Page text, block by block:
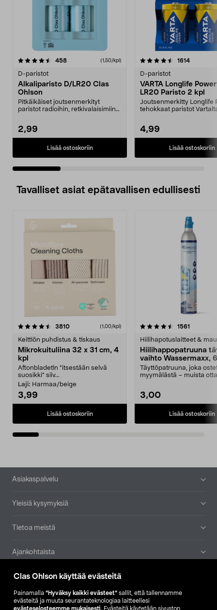
Clas Ohlson käyttää evästeitä
Painamalla ”Hyväksy kaikki evästeet” sallit, että tallennamme
evästeitä ja muuta seurantateknologiaa laitteellesi
evästeselosteemme mukaisesti. Evästeitä käytetään sivuston
458arvostelut (1,50/kpl)
D-paristot
Alkaliparisto D/LR20 Clas
Ohlson
Pitkäikäiset joutsenmerkityt
paristot radioihin, retkivalaisimiin
2,99
Lisää ostoskoriin
4.5 viidestä
1614
D-paristot
VARTA Longlife
LR20 Paristo 2 kpl
Joutsenmerkitty Longlife
tehokkaat paristot
4,99
Lisää ostoskoriin
5.0 viidestä
Tavalliset asiat epätavallisen edullisesti
3810arvostelut (1,00/kpl)
Keittiön puhdistus & tiskaus
Mikrokuituliina 32 x 31 cm, 4
kpl
Aftonbladetin "itsestään selvä
suosikki" siiv...
Laji: Harmaa/beige
3,99
Lisää ostoskoriin
4.5viidestä
1561
Hiilihapotuslaitteet &
Hiilihappopatruuna
vaihto Wassermaxx,
Täyttöpatruuna, joka
myymälästä – muista
3,00
Lisää ostoskoriin
4.5viidestä
Alatunniste
Asiakaspalvelu
Yleisiä kysymyksiä
Tietoa meistä
Ajankohtaista
Muut yrityksemme
Etsi myymälä